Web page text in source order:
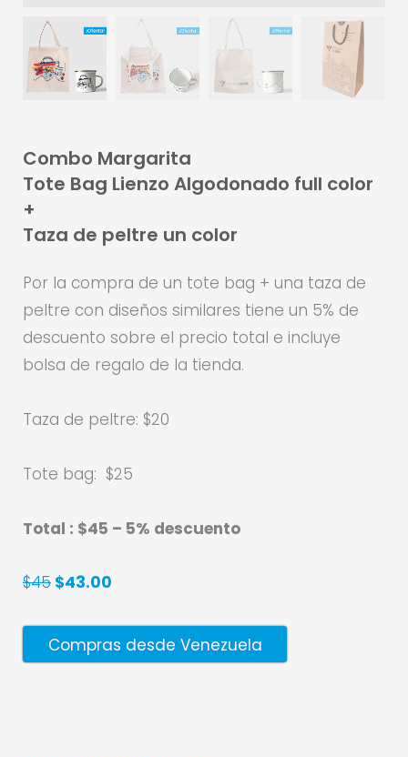
Combo Margarita
Tote Bag Lienzo Algodonado full color
+
Taza de peltre un color
Por la compra de un tote bag + una taza de
peltre con diseños similares tiene un 5% de
descuento sobre el precio total e incluye
bolsa de regalo de la tienda.
Taza de peltre: $20
Tote bag: $25
Total : $45 – 5% descuento
$45 $43.00
Compras desde Venezuela